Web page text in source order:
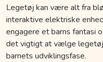
Legetøj kan være alt fra
interaktive elektriske
engagere et barns fantasi
det vigtigt at vælge
barnets udviklingsfase.